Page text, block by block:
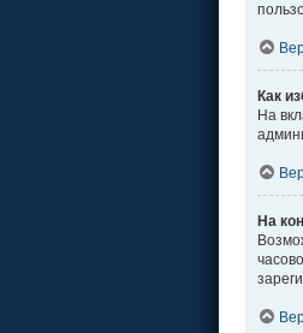
Как
На
На